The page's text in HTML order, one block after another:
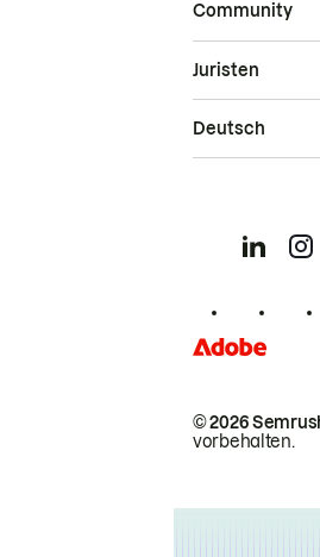
Community
© 2026
vorbehalten.
Juristen
Deutsch